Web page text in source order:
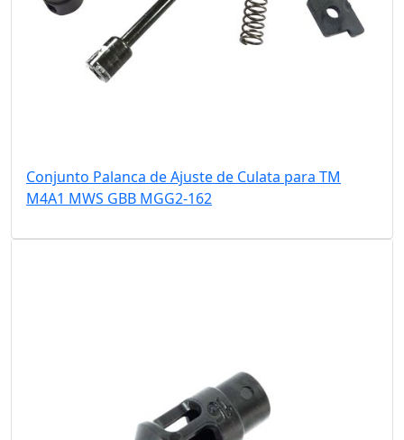
Conjunto Palanca de Ajuste de Culata para TM
M4A1 MWS GBB MGG2-162